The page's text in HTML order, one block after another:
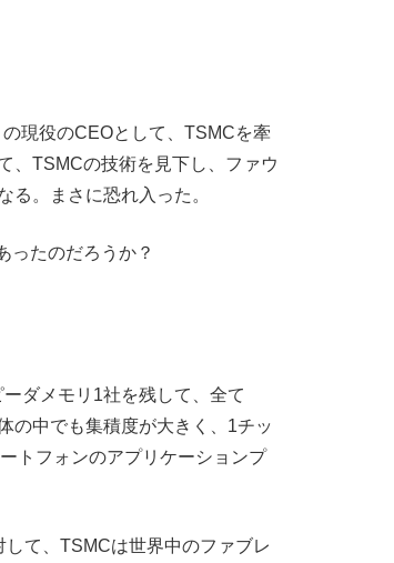
現役のCEOとして、TSMCを牽
、TSMCの技術を見下し、ファウ
る。まさに恐れ入った。
ったのだろうか？
ダメモリ1社を残して、全て
の中でも集積度が大きく、1チッ
トフォンのアプリケーションプ
て、TSMCは世界中のファブレ